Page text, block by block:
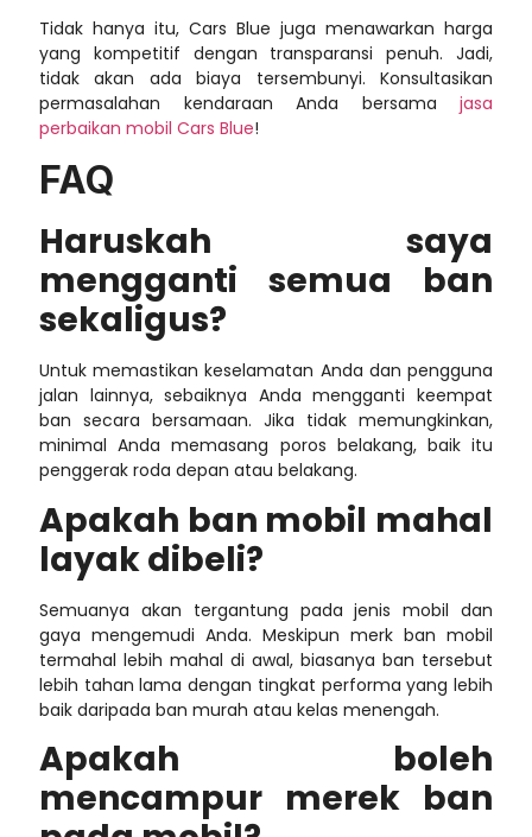
Tidak hanya itu, Cars Blue juga menawarkan harga
yang kompetitif dengan transparansi penuh. Jadi,
tidak akan ada biaya tersembunyi. Konsultasikan
permasalahan kendaraan Anda bersama jasa
perbaikan mobil Cars Blue!
FAQ
Haruskah saya
mengganti semua ban
sekaligus?
Untuk memastikan keselamatan Anda dan pengguna
jalan lainnya, sebaiknya Anda mengganti keempat
ban secara bersamaan. Jika tidak memungkinkan,
minimal Anda memasang poros belakang, baik itu
penggerak roda depan atau belakang.
Apakah ban mobil mahal
layak dibeli?
Semuanya akan tergantung pada jenis mobil dan
gaya mengemudi Anda. Meskipun merk ban mobil
termahal lebih mahal di awal, biasanya ban tersebut
lebih tahan lama dengan tingkat performa yang lebih
baik daripada ban murah atau kelas menengah.
Apakah boleh
mencampur merek ban